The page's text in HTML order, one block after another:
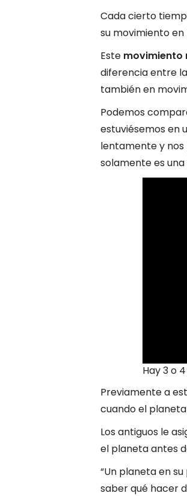
Cada cierto
su movimiento
Este
diferencia entre
también en
Podemos
estuviésemos en
lentamente y nos
solamente es una
Hay 3 o
Previamente a
cuando el
Los antiguos le
el planeta antes
“Un planeta en
saber qué hacer